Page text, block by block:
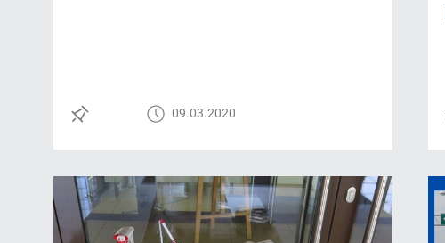
09.03.2020